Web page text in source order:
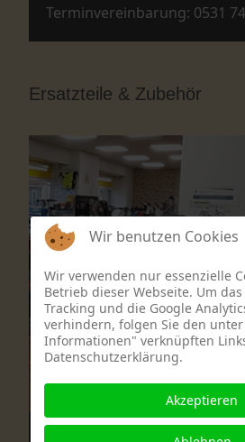
Terminvereinbarung: 0531
Ersatzteile & Zubehör
Wir benutzen Cookies
Wir verwenden nur essenzielle
Betrieb dieser Webseite. Um
Tracking und die Google
verhindern, folgen Sie den
Informationen" verknüpften
Datenschutzerklärung.
Akzeptieren